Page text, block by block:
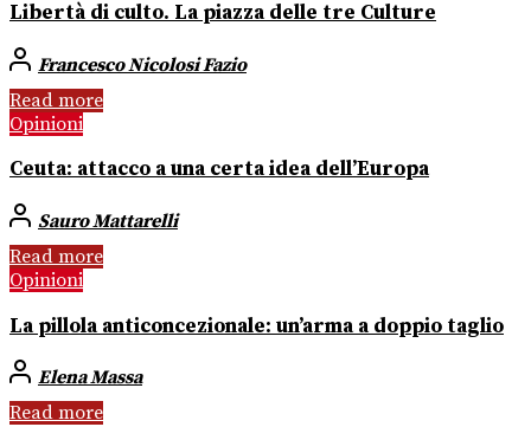
Libertà di culto. La piazza delle tre Culture
Francesco Nicolosi Fazio
Read more
Opinioni
Ceuta: attacco a una certa idea dell’Europa
Sauro Mattarelli
Read more
Opinioni
La pillola anticoncezionale: un’arma a doppio taglio
Elena Massa
Read more